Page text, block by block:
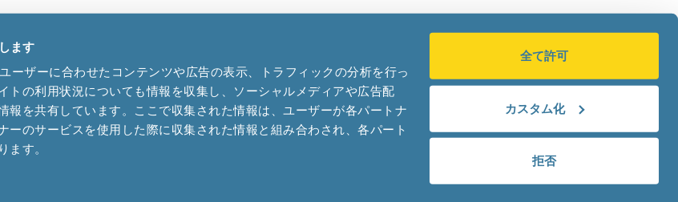
ます
ーザーに合わせたコンテンツや広告の表示、トラフィックの分析を行っ
トの利用状況についても情報を収集し、ソーシャルメディアや広告配
報を共有しています。ここで収集された情報は、ユーザーが各パートナ
ーのサービスを使用した際に収集された情報と組み合わされ、各パート
ます。
全て許可
カスタム化
拒否
82 82
Cookies| Terms of use |Privacy Notice